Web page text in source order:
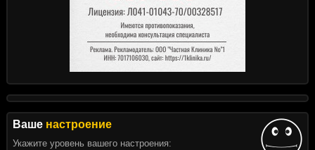
Ваше настроение
Укажите уровень вашего настроения: